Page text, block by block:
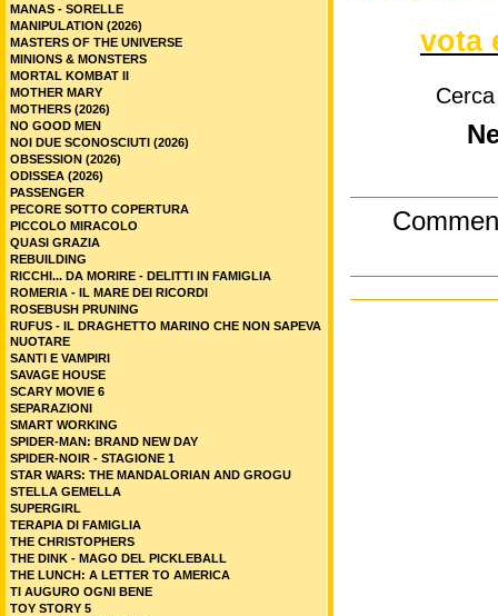
vota
MANAS - SORELLE
MANIPULATION (2026)
MASTERS OF THE UNIVERSE
MINIONS & MONSTERS
MORTAL KOMBAT II
MOTHER MARY
MOTHERS (2026)
NO GOOD MEN
NOI DUE SCONOSCIUTI (2026)
OBSESSION (2026)
ODISSEA (2026)
PASSENGER
PECORE SOTTO COPERTURA
PICCOLO MIRACOLO
QUASI GRAZIA
REBUILDING
RICCHI... DA MORIRE - DELITTI IN FAMIGLIA
ROMERIA - IL MARE DEI RICORDI
ROSEBUSH PRUNING
RUFUS - IL DRAGHETTO MARINO CHE NON SAPEVA
NUOTARE
SANTI E VAMPIRI
SAVAGE HOUSE
SCARY MOVIE 6
SEPARAZIONI
SMART WORKING
SPIDER-MAN: BRAND NEW DAY
SPIDER-NOIR - STAGIONE 1
STAR WARS: THE MANDALORIAN AND GROGU
STELLA GEMELLA
SUPERGIRL
TERAPIA DI FAMIGLIA
THE CHRISTOPHERS
THE DINK - MAGO DEL PICKLEBALL
THE LUNCH: A LETTER TO AMERICA
TI AUGURO OGNI BENE
TOY STORY 5